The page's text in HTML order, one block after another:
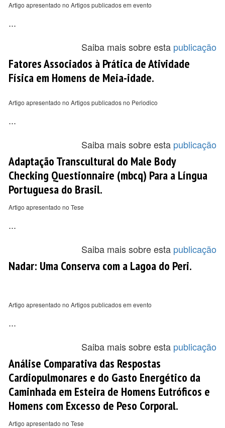
Artigo apresentado no Artigos publicados em evento
...
Saiba mais sobre esta publicação
Fatores Associados à Prática de Atividade
Física em Homens de Meia-idade.
Artigo apresentado no Artigos publicados no Periodico
...
Saiba mais sobre esta publicação
Adaptação Transcultural do Male Body
Checking Questionnaire (mbcq) Para a Língua
Portuguesa do Brasil.
Artigo apresentado no Tese
...
Saiba mais sobre esta publicação
Nadar: Uma Conserva com a Lagoa do Peri.
Artigo apresentado no Artigos publicados em evento
...
Saiba mais sobre esta publicação
Análise Comparativa das Respostas
Cardiopulmonares e do Gasto Energético da
Caminhada em Esteira de Homens Eutróficos e
Homens com Excesso de Peso Corporal.
Artigo apresentado no Tese